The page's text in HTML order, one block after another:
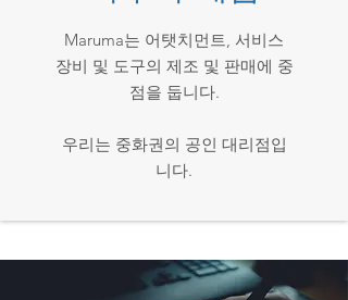
Maruma는 어탯치먼트, 서비스
장비 및 도구의 제조 및 판매에 중
점을 둡니다.
우리는 중화권의 공인 대리점입
니다.